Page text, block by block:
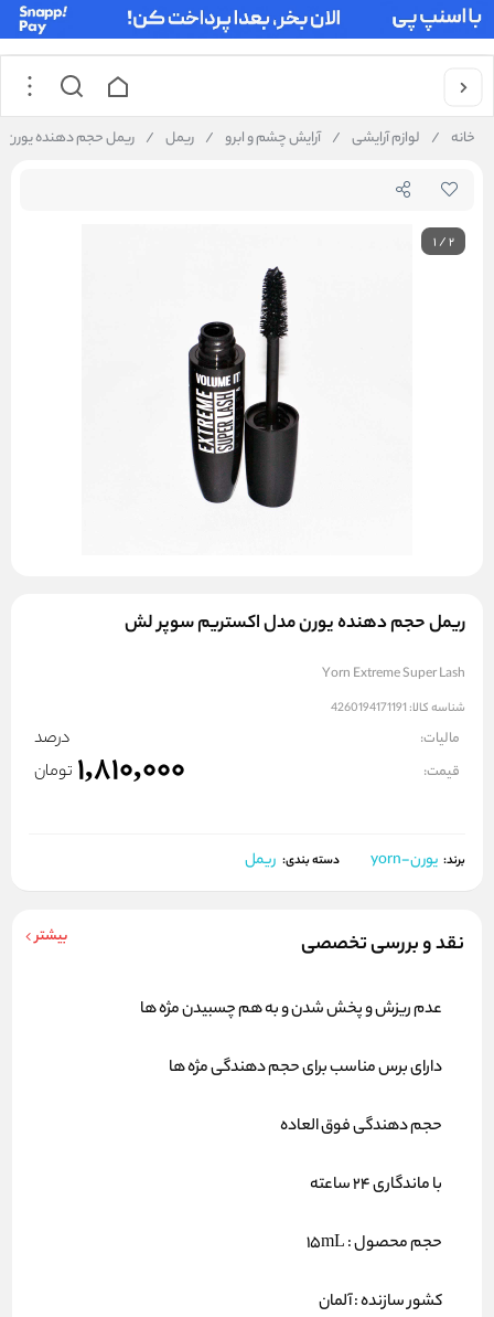
خانه / لوازم آرایشی / آرایش چشم و ابرو / ریمل / ریمل حجم دهنده
1/2
ریمل حجم دهنده یورن مدل اکستریم سوپر لش
Yorn Extreme Super Lash
شناسه کالا: 4260194171191
مالیات: درصد
قیمت: 1,810,000 تومان
برند: یورن-yorn دسته بندی: ریمل
نقد و بررسی تخصصی بیشتر
عدم ریزش و پخش شدن و به هم چسبیدن مژه ها
دارای برس مناسب برای حجم دهندگی مژه ها
حجم دهندگی فوق العاده
با ماندگاری ۲۴ ساعته
حجم محصول : 15mL
کشور سازنده : آلمان